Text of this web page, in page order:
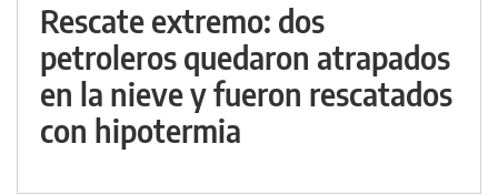
Rescate extremo: dos
petroleros quedaron atrapados
en la nieve y fueron rescatados
con hipotermia